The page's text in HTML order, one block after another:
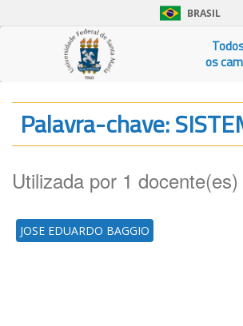
BRASIL
os
Palavra-chave:
Utilizada por 1
JOSE EDUARDO BAGGIO